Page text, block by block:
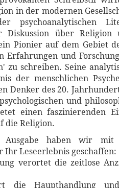
in der modernen
psychoanalytischen
Diskussion über Religion
Pionier auf dem Gebiet
Erfahrungen und
zu schreiben. Seine
der menschlichen
Denker des 20.
und
einen faszinierenden
die Religion.
Ausgabe haben wir mit
Leseerlebnis geschaffen:
verortet die zeitlose
die Haupthandlung